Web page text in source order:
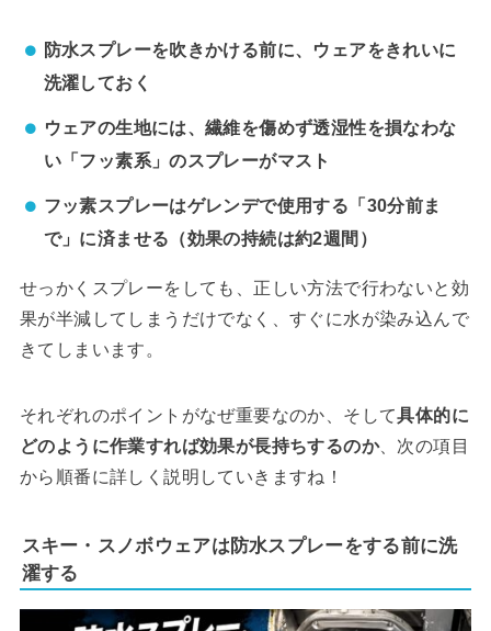
防水スプレーを吹きかける前に、ウェアをきれいに
洗濯しておく
ウェアの生地には、繊維を傷めず透湿性を損なわな
い「フッ素系」のスプレーがマスト
フッ素スプレーはゲレンデで使用する「30分前ま
で」に済ませる（効果の持続は約2週間）
せっかくスプレーをしても、正しい方法で行わないと効
果が半減してしまうだけでなく、すぐに水が染み込んで
きてしまいます。
それぞれのポイントがなぜ重要なのか、そして具体的に
どのように作業すれば効果が長持ちするのか、次の項目
から順番に詳しく説明していきますね！
スキー・スノボウェアは防水スプレーをする前に洗
濯する